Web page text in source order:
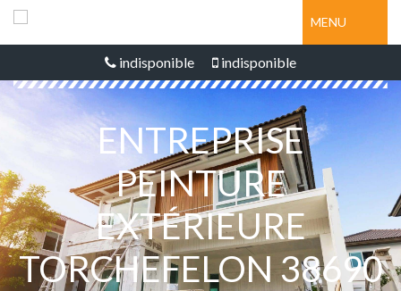
MENU
indisponible indisponible
ENTREPRISE
PEINTURE
EXTÉRIEURE
TORCHEFELON 38690